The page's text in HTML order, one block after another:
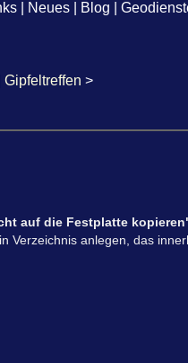
Neues Blog
Gipfeltreffen >
auf die Festplatte
anlegen, das